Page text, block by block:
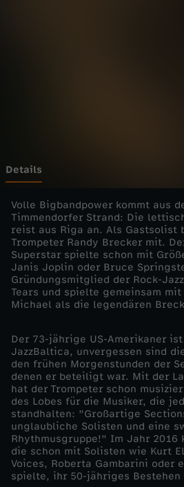
L
a
t
v
i
a
n
R
a
d
Details
Volle Bigbandpower kommt aus
Timmendorfer Strand: Die
reist aus Riga an. Als Gastsolist
Trompeter Randy Brecker mit.
Superstar spielte schon mit
Janis Joplin oder Bruce
Gründungsmitglied der Rock-
Tears und spielte gemeinsam
Michael als die legendären
Der 73-jährige US-Amerikaner
JazzBaltica, unvergessen sind
den frühen Morgenstunden der
denen er beteiligt war. Mit der
hat der Trompeter schon
des Lobes für die Musiker, die
standhalten: "Großartige
unglaubliche Solisten und eine
Rhythmusgruppe!" Im Jahr 2016
die schon mit Solisten wie Kurt
Voices, Roberta Gambarini oder
spielte, ihr 50-jähriges Bestehen